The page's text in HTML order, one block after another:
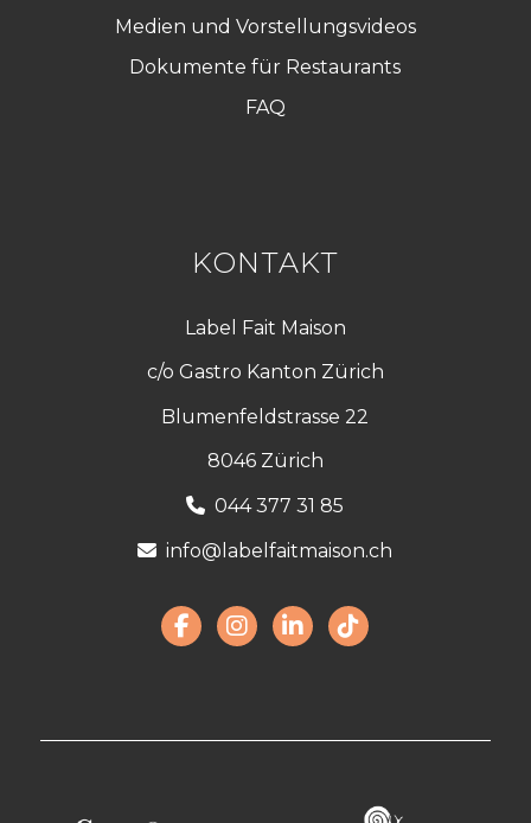
Medien und Vorstellungsvideos
Dokumente für Restaurants
FAQ
KONTAKT
Label Fait Maison
c/o Gastro Kanton Zürich
Blumenfeldstrasse 22
8046 Zürich
044 377 31 85
info@labelfaitmaison.ch